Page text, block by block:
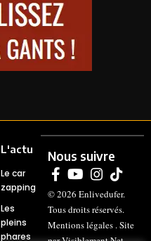
L'actu
Le car
zapping
Les
pleins
phares
Nous suivre
© 2026Enlivedufer.
Tous droits réservés.
Mentions légales . Site